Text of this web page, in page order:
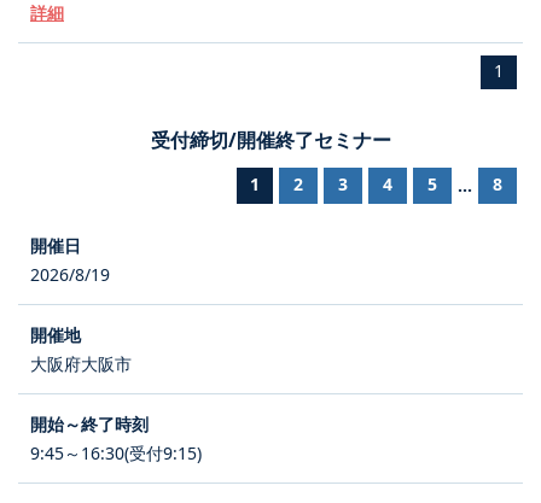
詳細
1
受付締切/開催終了セミナー
1 2 3 4 5 ... 8
2026/8/19
大阪府大阪市
9:45～16:30(受付9:15)